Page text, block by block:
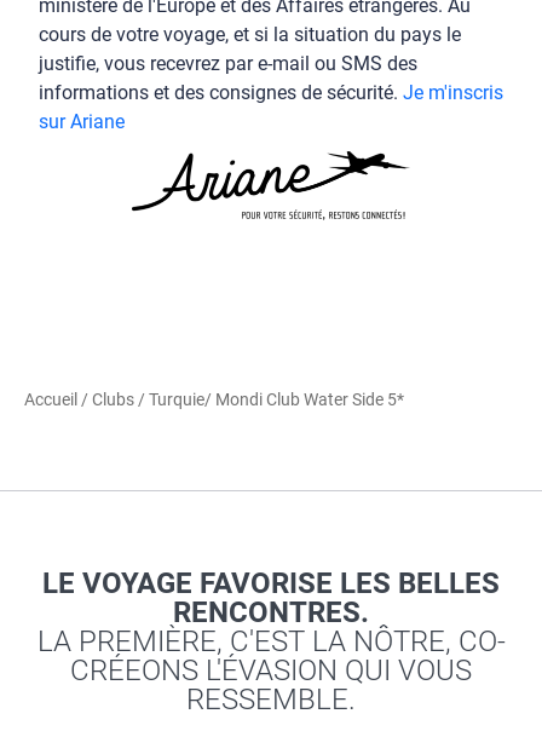
ministère de l'Europe et des Affaires étrangères. Au
cours de votre voyage, et si la situation du pays le
justifie, vous recevrez par e-mail ou SMS des
informations et des consignes de sécurité. Je m'inscris
sur Ariane
Accueil /Clubs /Turquie/ Mondi Club Water Side 5*
LE VOYAGE FAVORISE LES BELLES
RENCONTRES.
LA PREMIÈRE, C'EST LA NÔTRE, CO-
CRÉEONS L'ÉVASION QUI VOUS
RESSEMBLE.